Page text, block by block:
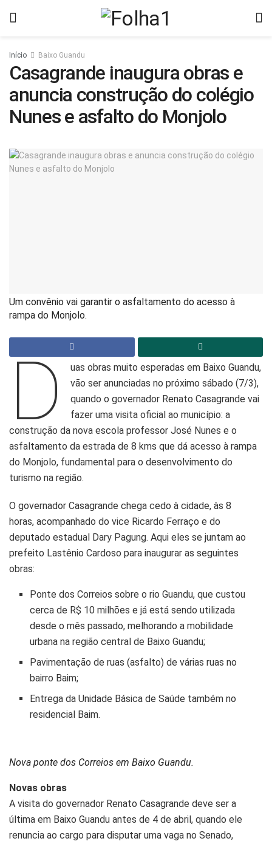
Início Baixo Guandu
Casagrande inaugura obras e
anuncia construção do colégio
Nunes e asfalto do Monjolo
Um convênio vai garantir o asfaltamento do acesso à
rampa do Monjolo.
D
uas obras muito esperadas em Baixo Guandu,
vão ser anunciadas no próximo sábado (7/3),
quando o governador Renato Casagrande vai
fazer uma visita oficial ao município: a
construção da nova escola professor José Nunes e o
asfaltamento da estrada de 8 kms que dá acesso à rampa
do Monjolo, fundamental para o desenvolvimento do
turismo na região.
O governador Casagrande chega cedo à cidade, às 8
horas, acompanhado do vice Ricardo Ferraço e do
deputado estadual Dary Pagung. Aqui eles se juntam ao
prefeito Lastênio Cardoso para inaugurar as seguintes
obras:
Ponte dos Correios sobre o rio Guandu, que custou
cerca de R$ 10 milhões e já está sendo utilizada
desde o mês passado, melhorando a mobilidade
urbana na região central de Baixo Guandu;
Pavimentação de ruas (asfalto) de várias ruas no
bairro Baim;
Entrega da Unidade Básica de Saúde também no
residencial Baim.
Nova ponte dos Correios em Baixo Guandu.
Novas obras
A visita do governador Renato Casagrande deve ser a
última em Baixo Guandu antes de 4 de abril, quando ele
renuncia ao cargo para disputar uma vaga no Senado,